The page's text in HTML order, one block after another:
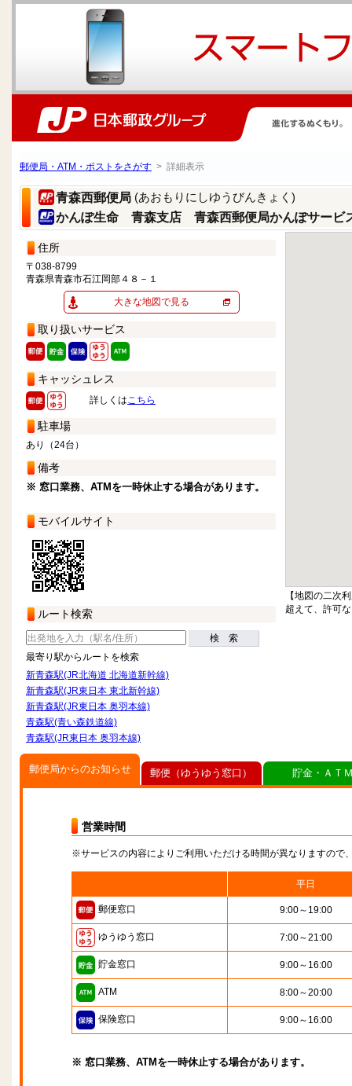
郵便局・ATM・ポストをさがす > 詳細表示
青森西郵便局 (あおもりにしゆうびんきょく)
かんぽ生命 青森支店 青森西郵便局かんぽサービ
住所
〒038-8799
青森県青森市石江岡部４８－１
大きな地図で見る
取り扱いサービス
キャッシュレス
詳しくはこちら
駐車場
あり（24台）
備考
※ 窓口業務、ATMを一時休止する場合があります。
モバイルサイト
ルート検索
検 索
最寄り駅からルートを検索
新青森駅(JR北海道 北海道新幹線)
新青森駅(JR東日本 東北新幹線)
新青森駅(JR東日本 奥羽本線)
青森駅(青い森鉄道線)
青森駅(JR東日本 奥羽本線)
【地図の二次
超えて、許可
郵便局からのお知らせ
営業時間
※サービスの内容によりご利用いただける時間が異なりますので
平日
郵便窓口 9:00～19:00
ゆうゆう窓口 7:00～21:00
貯金窓口 9:00～16:00
ATM 8:00～20:00
保険窓口 9:00～16:00
※ 窓口業務、ATMを一時休止する場合があります。
郵便（ゆうゆう窓口） 貯金・ＡＴ